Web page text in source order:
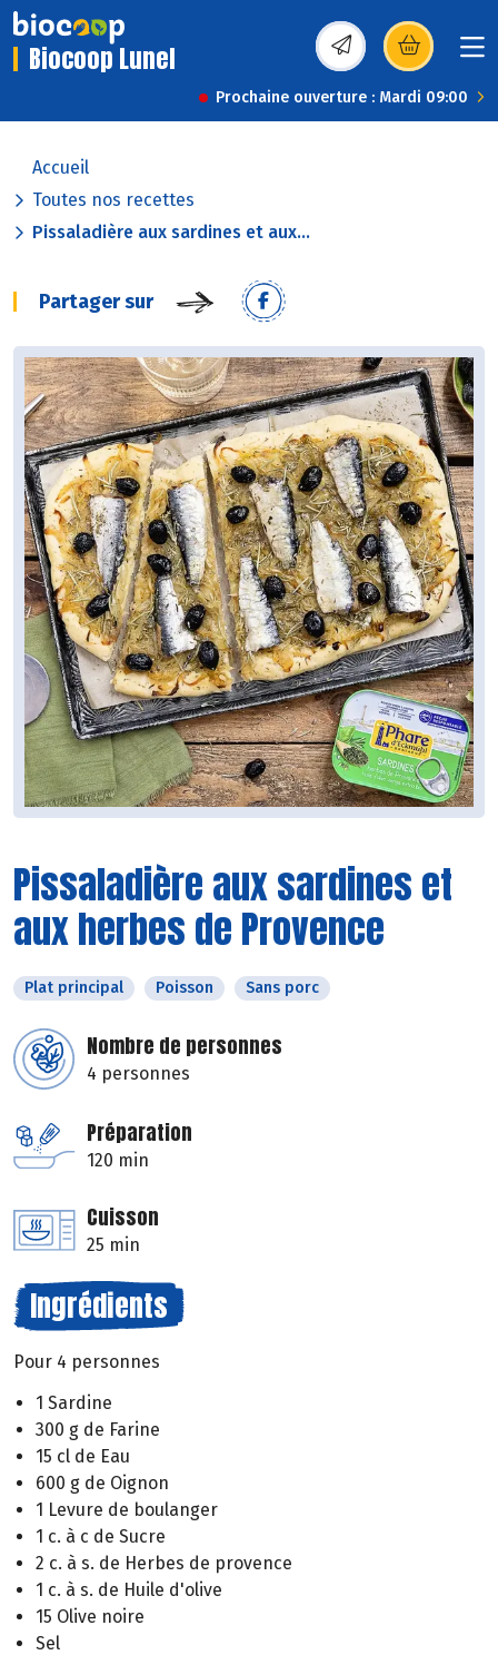
Biocoop Lunel (s’ouvre dans une
Prochaine ouverture : Mardi 09:00
Accueil
Toutes nos recettes
Pissaladière aux sardines et aux...
Partager sur
Pissaladière aux sardines et
aux herbes de Provence
Plat principal Poisson Sans porc
Nombre de personnes
4 personnes
Préparation
120 min
Cuisson
25 min
Ingrédients
Pour 4 personnes
1 Sardine
300 g de Farine
15 cl de Eau
600 g de Oignon
1 Levure de boulanger
1 c. à c de Sucre
2 c. à s. de Herbes de provence
1 c. à s. de Huile d'olive
15 Olive noire
Sel